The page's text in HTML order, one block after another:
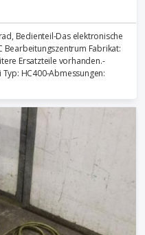
Bedienteil-Das elektronische
Bearbeitungszentrum Fabrikat:
Ersatzteile vorhanden.-
HC400-Abmessungen: